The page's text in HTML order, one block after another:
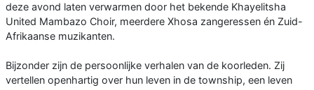
deze avond laten verwarmen door het bekende Khayelitsha
United Mambazo Choir, meerdere Xhosa zangeressen én Zuid-
Afrikaanse muzikanten.
Bijzonder zijn de persoonlijke verhalen van de koorleden. Zij
vertellen openhartig over hun leven in de township, een leven